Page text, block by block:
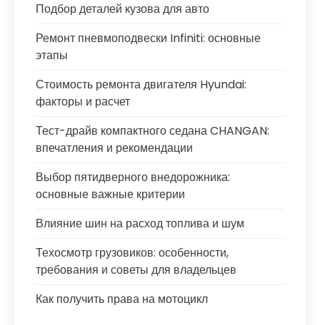
Подбор деталей кузова для авто
Ремонт пневмоподвески Infiniti: основные
этапы
Стоимость ремонта двигателя Hyundai:
факторы и расчет
Тест-драйв компактного седана CHANGAN:
впечатления и рекомендации
Выбор пятидверного внедорожника:
основные важные критерии
Влияние шин на расход топлива и шум
Техосмотр грузовиков: особенности,
требования и советы для владельцев
Как получить права на мотоцикл